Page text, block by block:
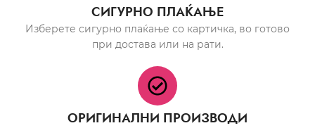
СИГУРНО ПЛАЌАЊЕ
Изберете сигурно плаќање со картичка, во готово
при достава или на рати.
ОРИГИНАЛНИ ПРОИЗВОДИ